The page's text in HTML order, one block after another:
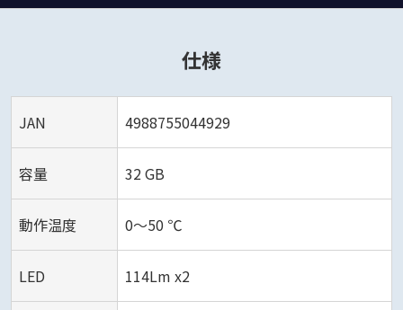
仕様
JAN 4988755044929
容量 32 GB
動作温度 0～50 ℃
LED 114Lm x2